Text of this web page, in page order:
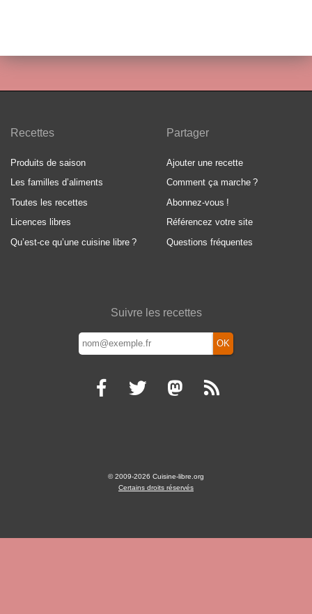
Recettes
Produits de saison
Les familles d’aliments
Toutes les recettes
Licences libres
Qu’est-ce qu’une cuisine libre ?
Partager
Ajouter une recette
Comment ça marche ?
Abonnez-vous !
Référencez votre site
Questions fréquentes
Suivre les recettes
OK
© 2009-2026 Cuisine-libre.org
Certains droits réservés